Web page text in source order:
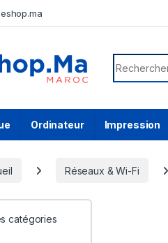
Search for:
Ordinateur Impression
Réseaux & Wi-Fi
catégories